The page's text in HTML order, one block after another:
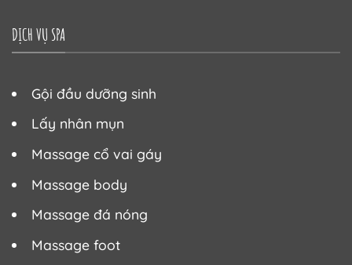
DỊCH VỤ SPA
Gội đầu dưỡng sinh
Lấy nhân mụn
Massage cổ vai gáy
Massage body
Massage đá nóng
Massage foot